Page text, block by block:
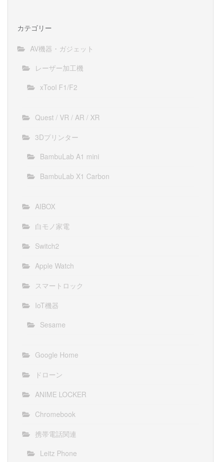
カテゴリー
AV機器・ガジェット
レーザー加工機
xTool F1/F2
Quest / VR / AR / XR
3Dプリンター
BambuLab A1 mini
BambuLab X1 Carbon
AIBOX
白モノ家電
Switch2
Apple Watch
スマートロック
IoT機器
Sesame
Google Home
ドローン
ANIME LOCKER
Chromebook
携帯電話関連
Leitz Phone